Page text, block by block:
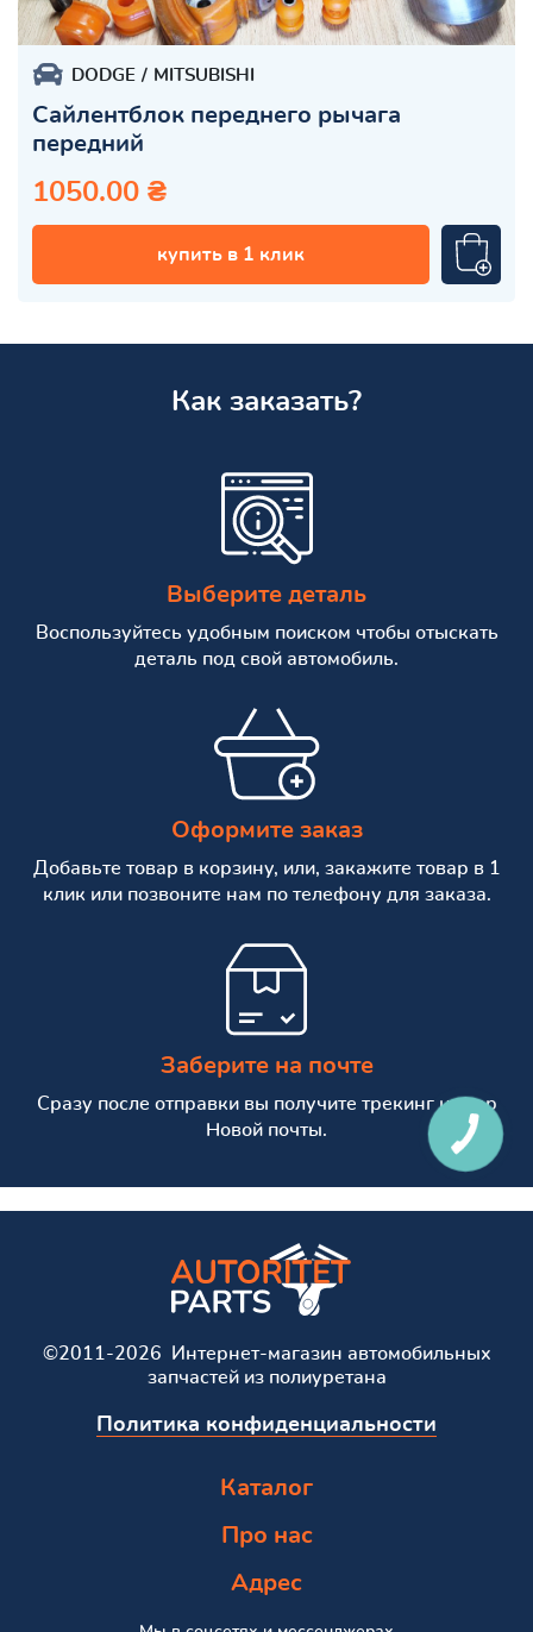
DODGE MITSUBISHI
Сайлентблок переднего рычага
передний
1050.00 ₴
купить в 1 клик
Как заказать?
Выберите деталь
Воспользуйтесь удобным поиском чтобы отыскать
деталь под свой автомобиль.
Оформите заказ
Добавьте товар в корзину, или, закажите товар в 1
клик или позвоните нам по телефону для заказа.
Заберите на почте
Сразу после отправки вы получите трекинг номер
Новой почты.
©2011-2026 Интернет-магазин автомобильных
запчастей из полиуретана
Политика конфиденциальности
Каталог
Про нас
Адрес